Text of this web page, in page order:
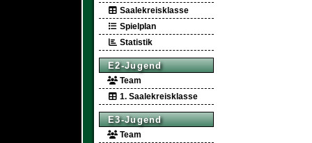
Saalekreisklasse
Spielplan
Statistik
E2-Jugend
Team
1. Saalekreisklasse
E3-Jugend
Team